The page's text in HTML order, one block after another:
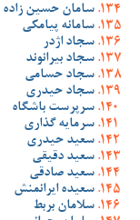
سامان حسین زاده
سامانه پیامکی
سجاد اژدر
سجاد بیرانوند
سجاد حسامی
سجاد حیدری
سرپرست باشگاه
سرمایه گذاری
سعید حیدری
سعید دقیقی
سعید صادقی
سعیده ایرانمنش
سلامان بربط